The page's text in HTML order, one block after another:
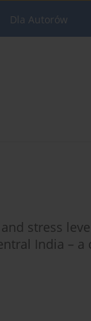
Dla Autorów
stress
India –